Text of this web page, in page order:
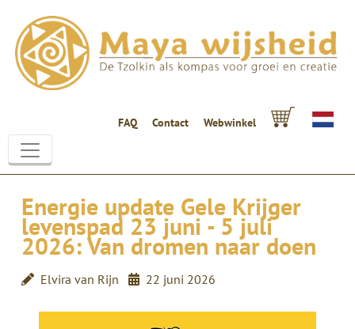
FAQ Contact Webwinkel
Energie update Gele Krijger
levenspad 23 juni - 5 juli
2026: Van dromen naar doen
Elvira van Rijn 22 juni 2026